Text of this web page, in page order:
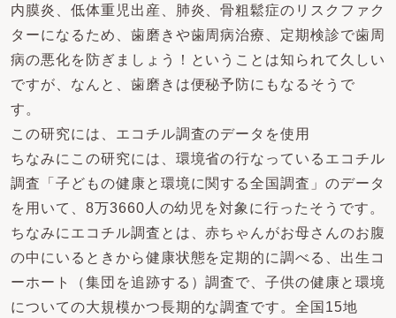
内膜炎、低体重児出産、肺炎、骨粗鬆症のリスクファク
ターになるため、歯磨きや歯周病治療、定期検診で歯周
病の悪化を防ぎましょう！ということは知られて久しい
ですが、なんと、歯磨きは便秘予防にもなるそうで
す。
この研究には、エコチル調査のデータを使用
ちなみにこの研究には、環境省の行なっているエコチル
調査「子どもの健康と環境に関する全国調査」のデータ
を用いて、8万3660人の幼児を対象に行ったそうです。
ちなみにエコチル調査とは、赤ちゃんがお母さんのお腹
の中にいるときから健康状態を定期的に調べる、出生コ
ーホート（集団を追跡する）調査で、子供の健康と環境
についての大規模かつ長期的な調査です。全国15地